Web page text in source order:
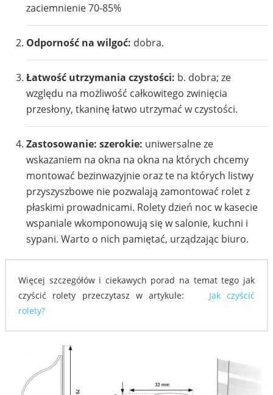
1601 1603
1604 1605
zaciemnienie 70-85%
Odporność na wilgoć: dobra.
Łatwość utrzymania czystości: b. dobra; ze
względu na możliwość całkowitego zwinięcia
przesłony, tkaninę łatwo utrzymać w czystości.
Zastosowanie: szerokie: uniwersalne ze
wskazaniem na okna na okna na których chcemy
montować bezinwazyjnie oraz te na których listwy
przyszyszbowe nie pozwalają zamontować rolet z
płaskimi prowadnicami. Rolety dzień noc w kasecie
wspaniale wkomponowują się w salonie, kuchni i
sypani. Warto o nich pamiętać, urządzając biuro.
Więcej szczegółów i ciekawych porad na temat tego jak
czyścić rolety przeczytasz w artykule:
Jak czyścić
rolety?